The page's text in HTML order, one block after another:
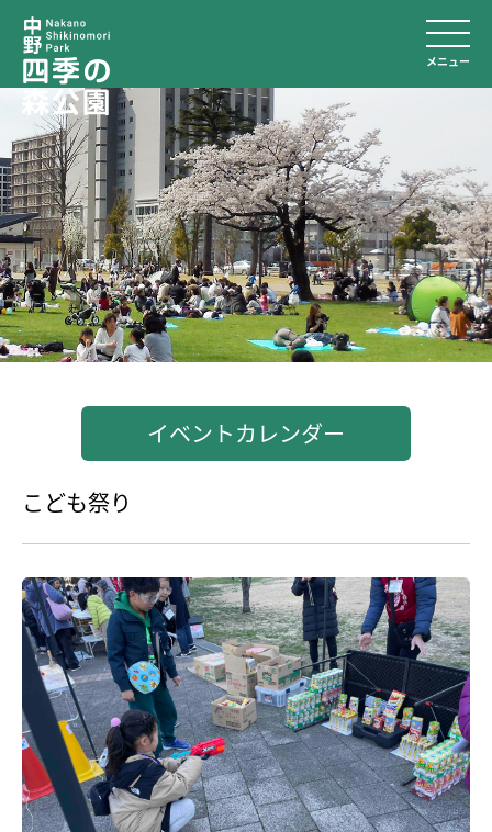
メニュー
イベントカレンダー
こども祭り